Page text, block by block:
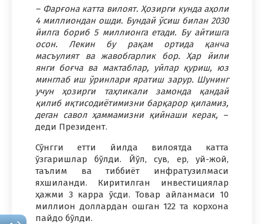
– Фарғона катта вилоят. Ҳозирги кунда аҳоли
4 миллиондан ошди. Бундай ўсиш билан 2030
йилга бориб 5 миллионга етади. Бу айтишга
осон. Лекин бу рақам ортида қанча
масъулият ва жавобгарлик бор. Ҳар йили
янги боғча ва мактаблар, уйлар қуриш, юз
минглаб иш ўринлари яратиш зарур. Шунинг
учун ҳозирги таҳликали замонда қандай
қилиб иқтисодиётимизни барқарор қиламиз,
деган савол ҳаммамизни қийнаши керак, –
деди Президент.
Сўнгги етти йилда вилоятда катта
ўзгаришлар бўлди. Йўл, сув, ер, уй-жой,
таълим ва тиббиёт инфратузилмаси
яхшиланди. Киритилган инвестициялар
ҳажми 3 карра ўсди. Товар айланмаси 10
миллион доллардан ошган 122 та корхона
пайдо бўлди.